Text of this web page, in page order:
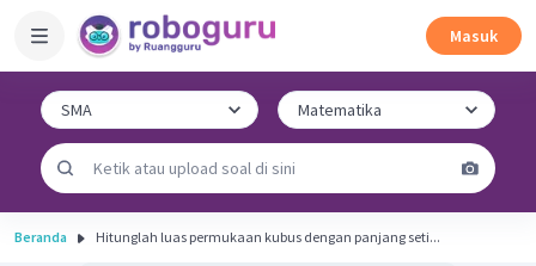
Masuk
Beranda Hitunglah luas permukaan kubus dengan panjang seti...